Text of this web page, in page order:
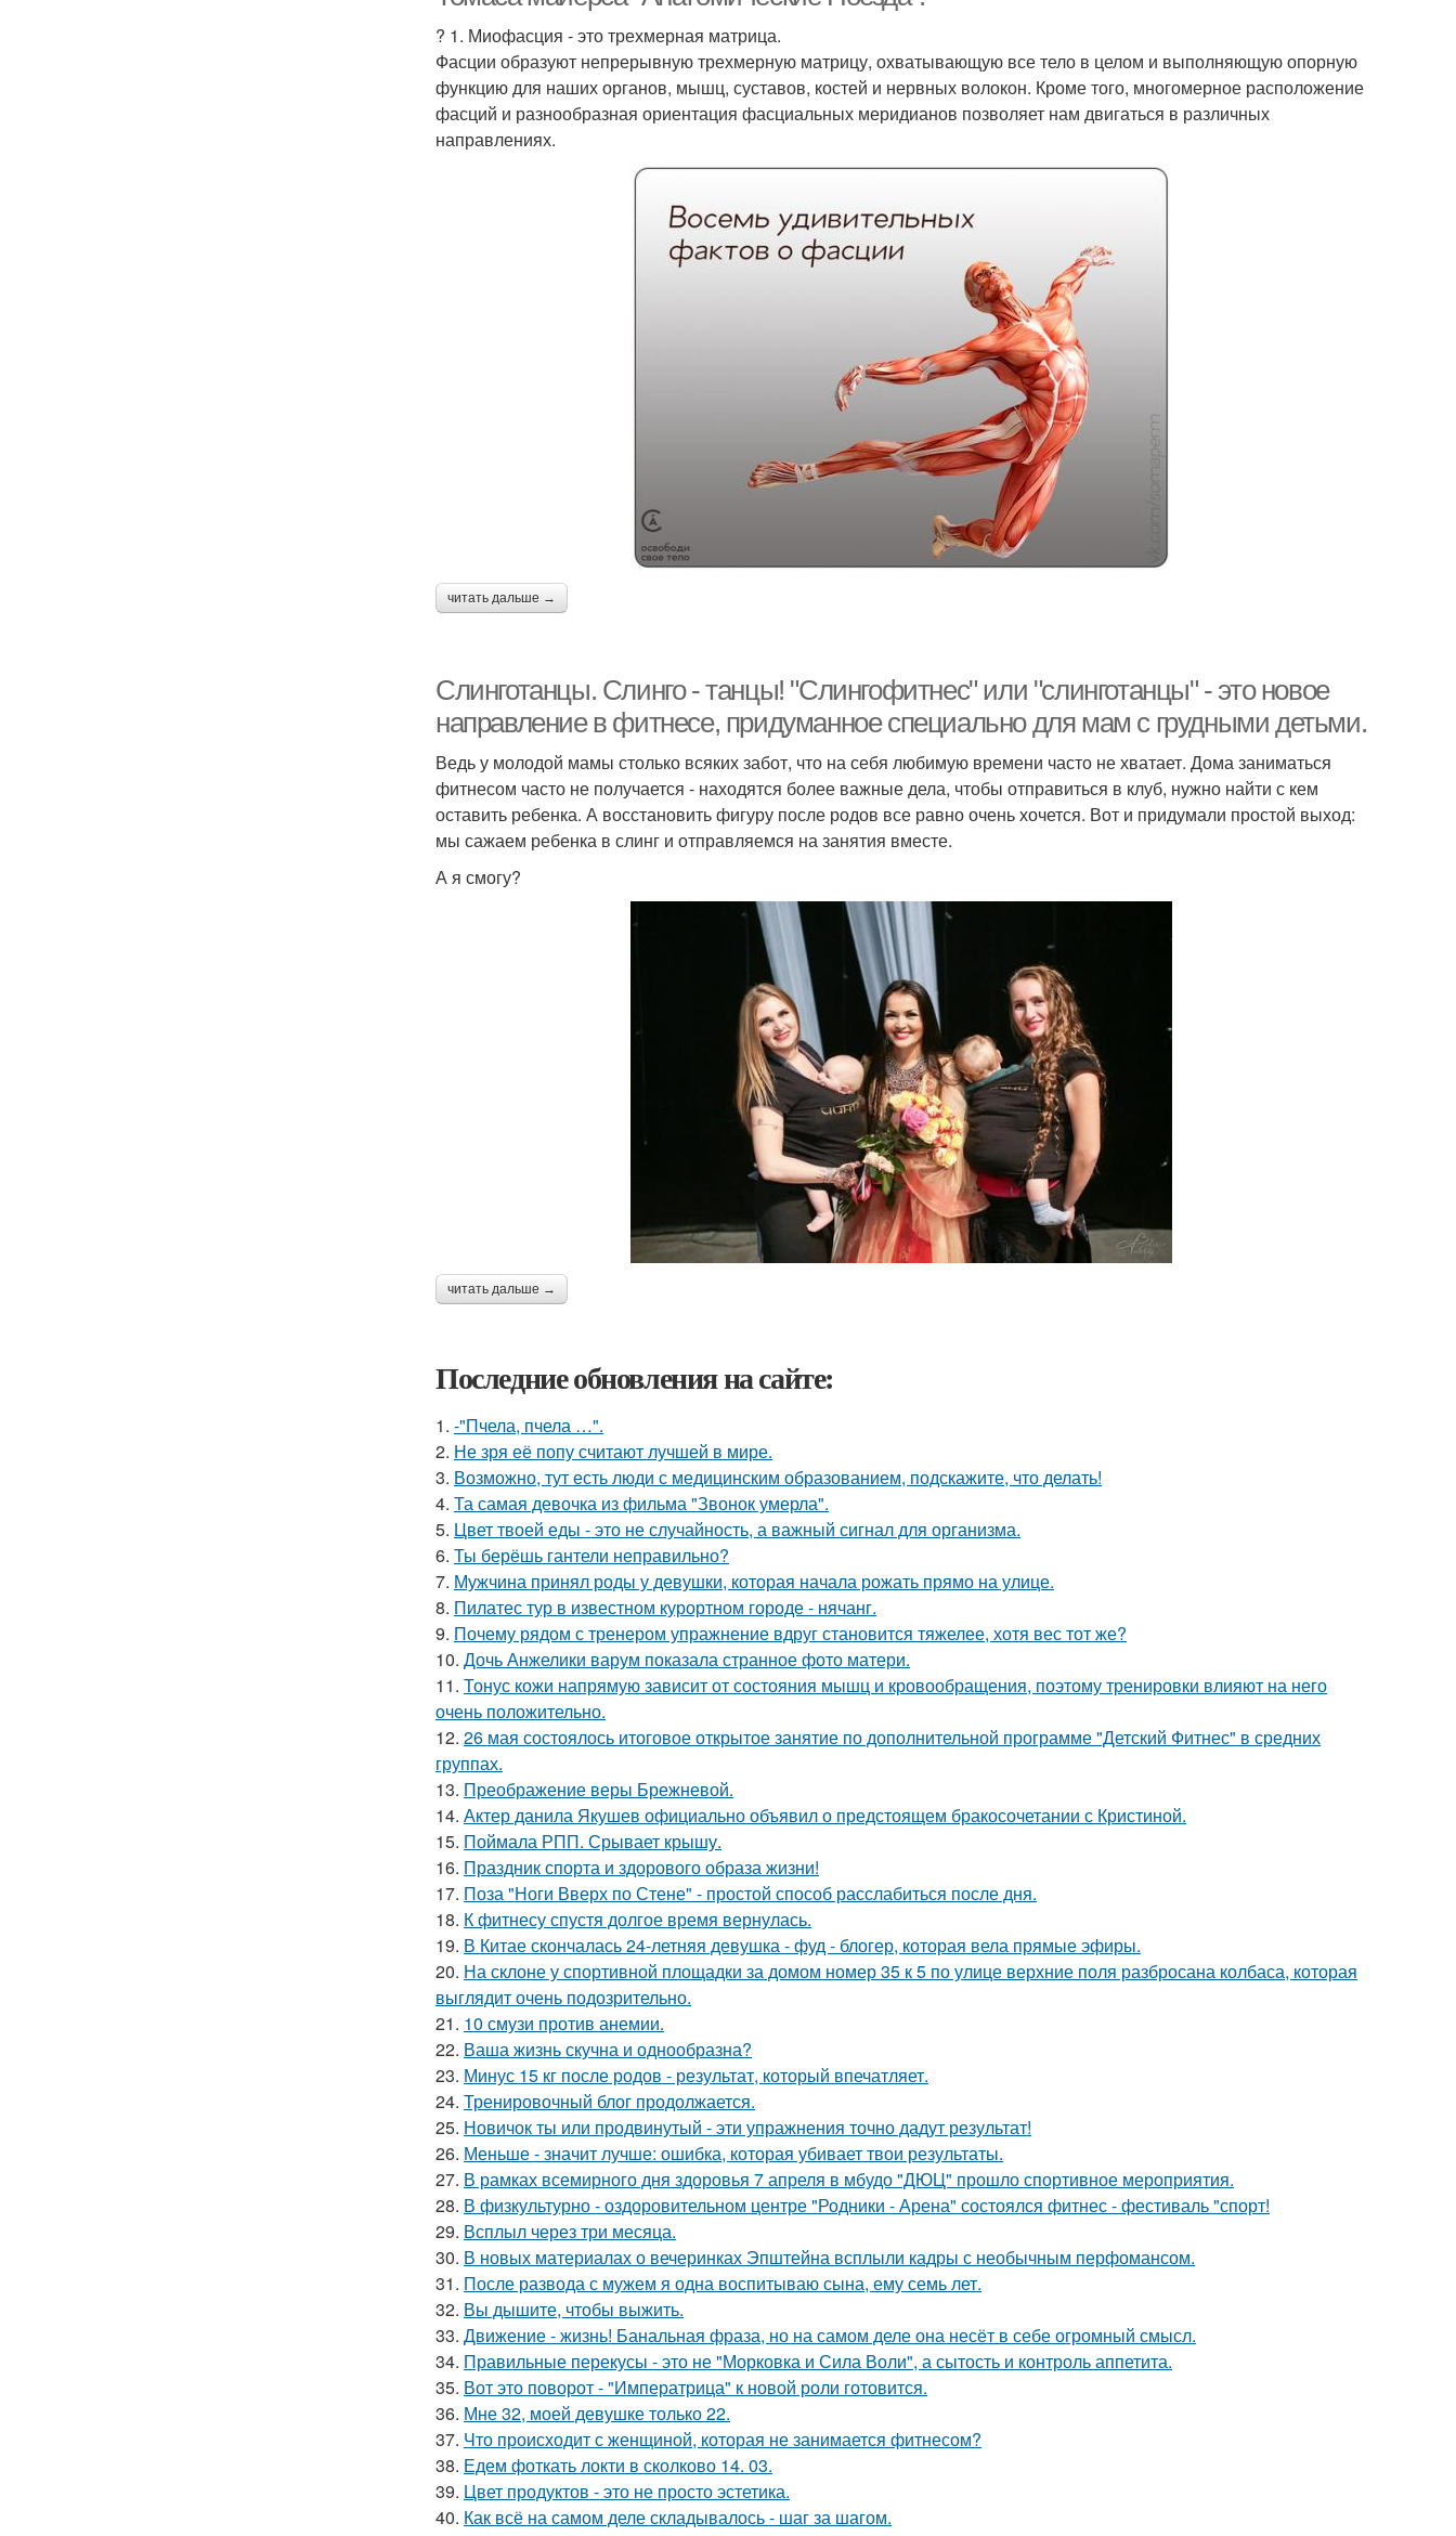
? 1. Миофасция - это трехмерная матрица.
Фасции образуют непрерывную трехмерную матрицу, охватывающую все тело в целом и выполняющую опорную
функцию для наших органов, мышц, суставов, костей и нервных волокон. Кроме того, многомерное расположение
фасций и разнообразная ориентация фасциальных меридианов позволяет нам двигаться в различных
направлениях.
читать дальше →
Слинготанцы. Слинго - танцы! "Слингофитнес" или "слинготанцы" - это новое
направление в фитнесе, придуманное специально для мам с грудными детьми.
Ведь у молодой мамы столько всяких забот, что на себя любимую времени часто не хватает. Дома заниматься
фитнесом часто не получается - находятся более важные дела, чтобы отправиться в клуб, нужно найти с кем
оставить ребенка. А восстановить фигуру после родов все равно очень хочется. Вот и придумали простой выход:
мы сажаем ребенка в слинг и отправляемся на занятия вместе.
А я смогу?
читать дальше →
Последние обновления на сайте:
1. -"Пчела, пчела …".
2. Не зря её попу считают лучшей в мире.
3. Возможно, тут есть люди с медицинским образованием, подскажите, что делать!
4. Та самая девочка из фильма "Звонок умерла".
5. Цвет твоей еды - это не случайность, а важный сигнал для организма.
6. Ты берёшь гантели неправильно?
7. Мужчина принял роды у девушки, которая начала рожать прямо на улице.
8. Пилатес тур в известном курортном городе - нячанг.
9. Почему рядом с тренером упражнение вдруг становится тяжелее, хотя вес тот же?
10. Дочь Анжелики варум показала странное фото матери.
11. Тонус кожи напрямую зависит от состояния мышц и кровообращения, поэтому тренировки влияют на него
очень положительно.
12. 26 мая состоялось итоговое открытое занятие по дополнительной программе "Детский Фитнес" в средних
группах.
13. Преображение веры Брежневой.
14. Актер данила Якушев официально объявил о предстоящем бракосочетании с Кристиной.
15. Поймала РПП. Срывает крышу.
16. Праздник спорта и здорового образа жизни!
17. Поза "Ноги Вверх по Стене" - простой способ расслабиться после дня.
18. К фитнесу спустя долгое время вернулась.
19. В Китае скончалась 24-летняя девушка - фуд - блогер, которая вела прямые эфиры.
20. На склоне у спортивной площадки за домом номер 35 к 5 по улице верхние поля разбросана колбаса, которая
выглядит очень подозрительно.
21. 10 смузи против анемии.
22. Ваша жизнь скучна и однообразна?
23. Минус 15 кг после родов - результат, который впечатляет.
24. Тренировочный блог продолжается.
25. Новичок ты или продвинутый - эти упражнения точно дадут результат!
26. Меньше - значит лучше: ошибка, которая убивает твои результаты.
27. В рамках всемирного дня здоровья 7 апреля в мбудо "ДЮЦ" прошло спортивное мероприятия.
28. В физкультурно - оздоровительном центре "Родники - Арена" состоялся фитнес - фестиваль "спорт!
29. Всплыл через три месяца.
30. В новых материалах о вечеринках Эпштейна всплыли кадры с необычным перфомансом.
31. После развода с мужем я одна воспитываю сына, ему семь лет.
32. Вы дышите, чтобы выжить.
33. Движение - жизнь! Банальная фраза, но на самом деле она несёт в себе огромный смысл.
34. Правильные перекусы - это не "Морковка и Сила Воли", а сытость и контроль аппетита.
35. Вот это поворот - "Императрица" к новой роли готовится.
36. Мне 32, моей девушке только 22.
37. Что происходит с женщиной, которая не занимается фитнесом?
38. Едем фоткать локти в сколково 14. 03.
39. Цвет продуктов - это не просто эстетика.
40. Как всё на самом деле складывалось - шаг за шагом.